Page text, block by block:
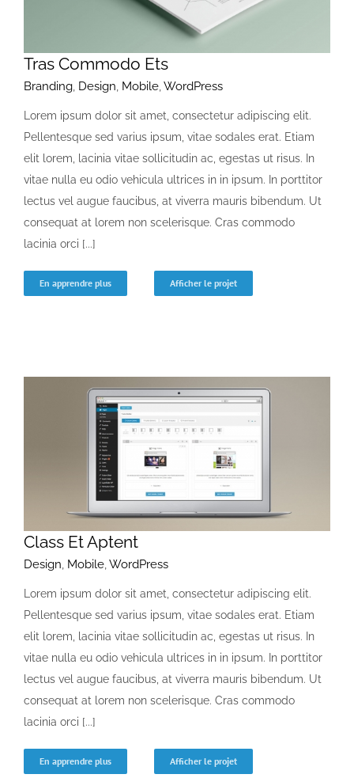
Tras Commodo Ets
Branding, Design, Mobile,WordPress
Lorem ipsum dolor sit amet, consectetur adipiscing elit.
Pellentesque sed varius ipsum, vitae sodales erat. Etiam
elit lorem, lacinia vitae sollicitudin ac, egestas ut risus. In
vitae nulla eu odio vehicula ultrices in in ipsum. In porttitor
lectus vel augue faucibus, at viverra mauris bibendum. Ut
consequat at lorem non scelerisque. Cras commodo
lacinia orci [...]
En apprendre plus Afficher le projet
Class Et Aptent
Design, Mobile,WordPress
Lorem ipsum dolor sit amet, consectetur adipiscing elit.
Pellentesque sed varius ipsum, vitae sodales erat. Etiam
elit lorem, lacinia vitae sollicitudin ac, egestas ut risus. In
vitae nulla eu odio vehicula ultrices in in ipsum. In porttitor
lectus vel augue faucibus, at viverra mauris bibendum. Ut
consequat at lorem non scelerisque. Cras commodo
lacinia orci [...]
En apprendre plus Afficher le projet